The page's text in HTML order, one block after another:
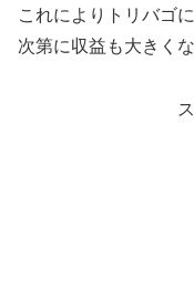
これによりトリバゴ
次第に収益も大きく